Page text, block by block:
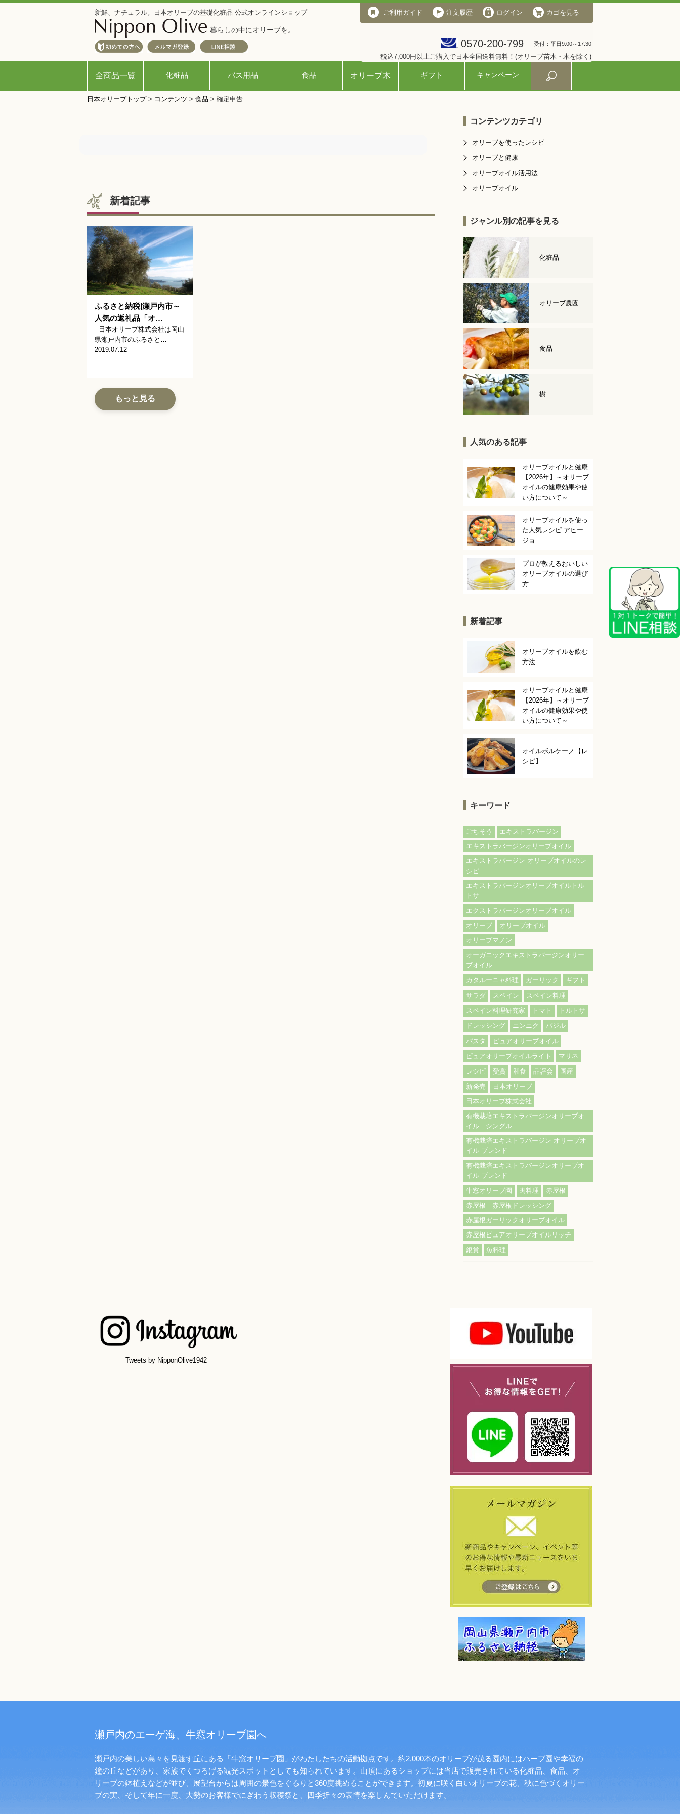
新鮮、ナチュラル。日本オリーブの基礎化粧品 公式オンラインショップ
暮らしの中にオリーブを。
ご利用ガイド 注文履歴 ログイン カゴを見る
0570-200-799 受付：平日9:00～17:30
税込7,000円以上ご購入で日本全国送料無料！(オリーブ苗木・木を除く)
全商品一覧 化粧品 バス用品 食品 オリーブ木 ギフト キャンペーン
ご利用ガイド 会社概要 ログイン カゴを見る
0570-200-799 受付：平日9:00～17:30
日本オリーブトップ> コンテンツ > 食品 > 確定申告
新着記事
ふるさと納税|瀬戸内市～
人気の返礼品「オ…
日本オリーブ株式会社は岡山
県瀬戸内市のふるさと…
2019.07.12
もっと見る
コンテンツカテゴリ
オリーブを使ったレシピ
オリーブと健康
オリーブオイル活用法
オリーブオイル
ジャンル別の記事を見る
化粧品
オリーブ農園
食品
樹
人気のある記事
オリーブオイルと健康
【2026年】～オリーブ
オイルの健康効果や使
い方について～
オリーブオイルを使っ
た人気レシピ アヒー
ジョ
プロが教えるおいしい
オリーブオイルの選び
方
新着記事
オリーブオイルを飲む
方法
オリーブオイルと健康
【2026年】～オリーブ
オイルの健康効果や使
い方について～
オイルボルケーノ【レ
シピ】
キーワード
ごちそう
エキストラバージン
エキストラバージンオリーブオイル
エキストラバージン オリーブオイルのレ
シピ
エキストラバージンオリーブオイルトル
トサ
エクストラバージンオリーブオイル
オリーブ
オリーブオイル
オリーブマノン
オーガニックエキストラバージンオリー
ブオイル
カタルーニャ料理
ガーリック
ギフト
サラダ
スペイン
スペイン料理
スペイン料理研究家
トマト
トルトサ
ドレッシング
ニンニク
バジル
パスタ
ピュアオリーブオイル
ピュアオリーブオイルライト
マリネ
レシピ
受賞 和食 品評会
国産
新発売
日本オリーブ
日本オリーブ株式会社
有機栽培エキストラバージンオリーブオ
イル シングル
有機栽培エキストラバージン オリーブオ
イル ブレンド
有機栽培エキストラバージンオリーブオ
イル ブレンド
牛窓オリーブ園
肉料理
赤屋根
赤屋根 赤屋根ドレッシング
赤屋根ガーリックオリーブオイル
赤屋根ピュアオリーブオイルリッチ
銀賞
魚料理
Tweets by NipponOlive1942
瀬戸内のエーゲ海、牛窓オリーブ園へ
瀬戸内の美しい島々を見渡す丘にある「牛窓オリーブ園」がわたしたちの活動拠点です。約2,000本のオリーブが茂る園内にはハーブ園や幸福の
鐘の丘などがあり、家族でくつろげる観光スポットとしても知られています。山頂にあるショップには当店で販売されている化粧品、食品、オ
リーブの鉢植えなどが並び、展望台からは周囲の景色をぐるりと360度眺めることができます。初夏に咲く白いオリーブの花、秋に色づくオリー
ブの実、そして年に一度、大勢のお客様でにぎわう収穫祭と、四季折々の表情を楽しんでいただけます。